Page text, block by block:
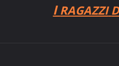
IRAGAZZI